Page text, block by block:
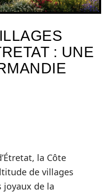
: UNE
la Côte
de villages
joyaux de la